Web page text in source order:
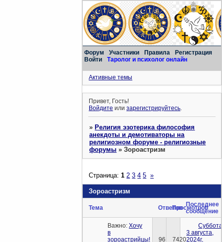
Форум Участники Правила
Регистрация
Войти
Таролог и психолог онлайн
Активные темы
Привет, Гость!
Войдите илизарегистрируйтесь.
»Религия эзотерика философия
анекдоты и демотиваторы на
религиозном форуме - религиозные
форумы »Зороастризм
Зороастризм
Страница:1 2 3 4 5 »
Тема ОтветовПросмотров
Последнее
сообщение
Важно: Хочу
в
зороастрийцы!
96 7420
3 августа,
2024г.